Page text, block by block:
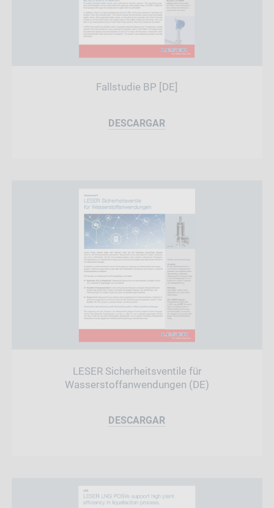
Fallstudie BP [DE]
DESCARGAR
LESER Sicherheitsventile für
Wasserstoffanwendungen (DE)
DESCARGAR